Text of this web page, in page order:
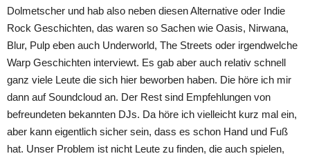
Dolmetscher und hab also neben diesen Alternative oder Indie
Rock Geschichten, das waren so Sachen wie Oasis, Nirwana,
Blur, Pulp eben auch Underworld, The Streets oder irgendwelche
Warp Geschichten interviewt. Es gab aber auch relativ schnell
ganz viele Leute die sich hier beworben haben. Die höre ich mir
dann auf Soundcloud an. Der Rest sind Empfehlungen von
befreundeten bekannten DJs. Da höre ich vielleicht kurz mal ein,
aber kann eigentlich sicher sein, dass es schon Hand und Fuß
hat. Unser Problem ist nicht Leute zu finden, die auch spielen,